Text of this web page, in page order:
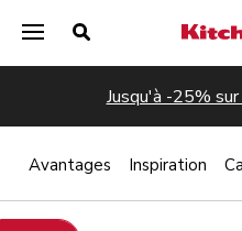
Jusqu'à -25%
Avantages Inspiration